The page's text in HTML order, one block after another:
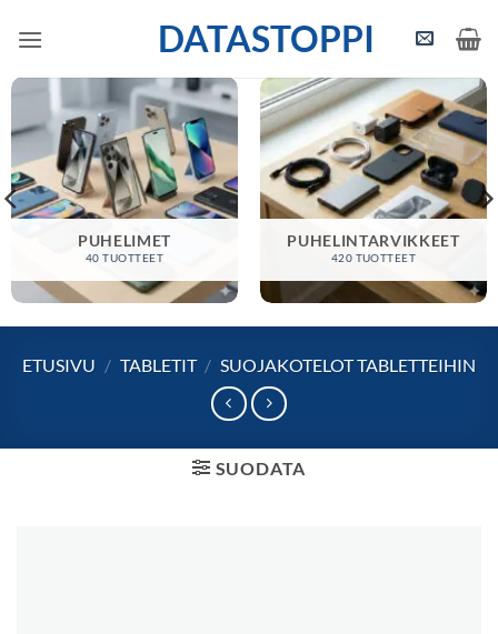
DATASTOPPI
PUHELIMET
40 TUOTTEET
PUHELINTARVIKKEET
420 TUOTTEET
ETUSIVU / TABLETIT / SUOJAKOTELOT TABLETTEIHIN
SUODATA